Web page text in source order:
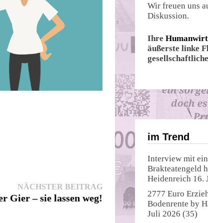
NÄCHSTER BEITRAGNächster
Beitrag:
Gier – sie lassen weg!
Wir freuen uns
Diskussion.
Ihre
äußerste linke
im Trend
Interview mit
Brakteatengeld
Heidenreich 16.
2777 Euro
Bodenrente by
Juli 2026 (35)